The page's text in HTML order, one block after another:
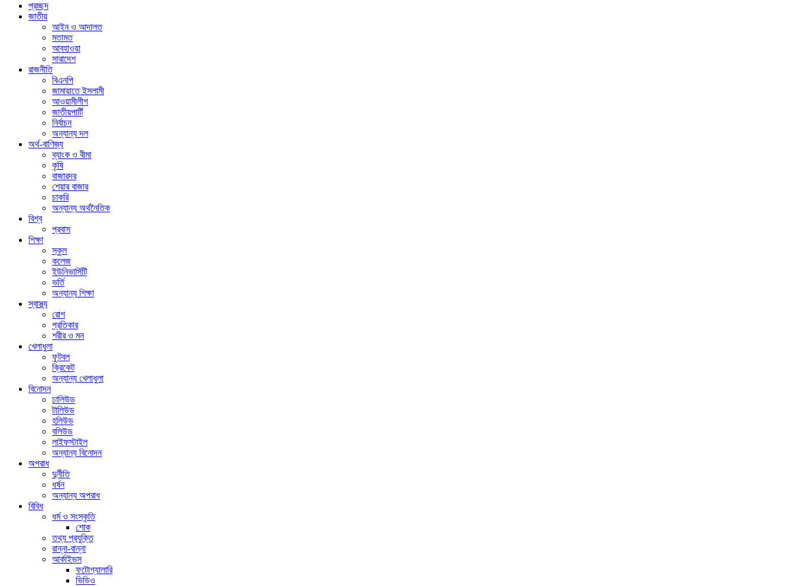
প্রচ্ছদ
জাতীয়
আইন ও আদালত
মতামত
আবহাওয়া
সারাদেশ
রাজনীতি
বিএনপি
জামায়াতে ইসলামী
আওয়ামীলীগ
জাতীয়পার্টি
নির্বাচন
অন্যান্য দল
অর্থ-বাণিজ্য
ব্যাংক ও বীমা
কৃষি
বাজারদর
শেয়ার বাজার
চাকরি
অন্যান্য অর্থনৈতিক
বিশ্ব
প্রবাস
শিক্ষা
স্কুল
কলেজ
ইউনিভার্সিটি
ভর্তি
অন্যান্য শিক্ষা
স্বাস্থ্য
রোগ
প্রতিকার
শরীর ও মন
খেলাধুলা
ফুটবল
ক্রিকেট
অন্যান্য খেলাধুলা
বিনোদন
ঢালিউড
টালিউড
হলিউড
বলিউড
লাইফস্টাইল
অন্যান্য বিনোদন
অপরাধ
দুর্নীতি
ধর্ষন
অন্যান্য অপরাধ
বিবিধ
ধর্ম ও সংস্কৃতি
শোক
তথ্য প্রযুক্তি
রান্না-বান্না
আর্কাইভস
ফটোগ্যালারি
ভিডিও